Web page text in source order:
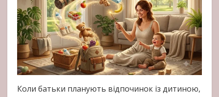
Коли батьки планують відпочинок із дитиною,